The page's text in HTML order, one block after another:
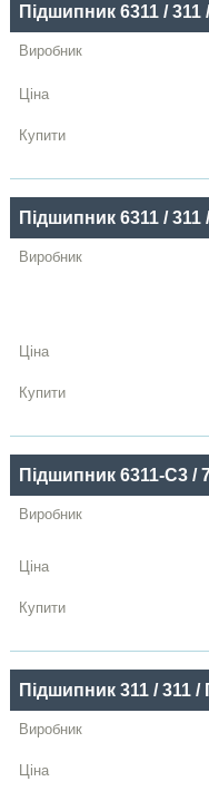
Підшипник 6311 / 311
Підшипник 6311 / 311
Підшипник 6311-C3 /
Підшипник 311 / 311